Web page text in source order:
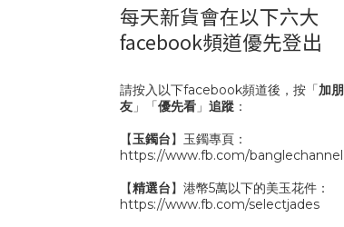
每天新貨會在以下六大
facebook頻道優先登出
請按入以下facebook頻道後，按「加朋
友 」「優先看 」 追蹤 ：
【玉鐲台】玉鐲專頁：
https://www.fb.com/banglechannel
【精選台】港幣5萬以下的美玉花件：
https://www.fb.com/selectjades